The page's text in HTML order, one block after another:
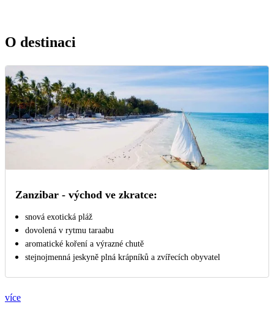
O destinaci
Zanzibar - východ ve zkratce:
snová exotická pláž
dovolená v rytmu taraabu
aromatické koření a výrazné chutě
stejnojmenná jeskyně plná krápníků a zvířecích obyvatel
více